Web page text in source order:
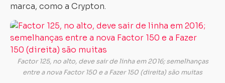
marca, como a Crypton.
Factor 125, no alto, deve sair de linha em 2016; semelhanças
entre a nova Factor 150 e a Fazer 150 (direita) são muitas